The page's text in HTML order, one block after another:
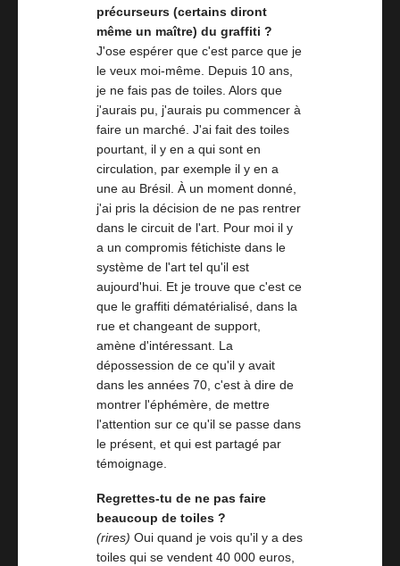
précurseurs (certains diront
même un maître) du graffiti ?
J'ose espérer que c'est parce que je
le veux moi-même. Depuis 10 ans,
je ne fais pas de toiles. Alors que
j'aurais pu, j'aurais pu commencer à
faire un marché. J'ai fait des toiles
pourtant, il y en a qui sont en
circulation, par exemple il y en a
une au Brésil. À un moment donné,
j'ai pris la décision de ne pas rentrer
dans le circuit de l'art. Pour moi il y
a un compromis fétichiste dans le
système de l'art tel qu'il est
aujourd'hui. Et je trouve que c'est ce
que le graffiti dématérialisé, dans la
rue et changeant de support,
amène d'intéressant. La
dépossession de ce qu'il y avait
dans les années 70, c'est à dire de
montrer l'éphémère, de mettre
l'attention sur ce qu'il se passe dans
le présent, et qui est partagé par
témoignage.
Regrettes-tu de ne pas faire
beaucoup de toiles ?
(rires) Oui quand je vois qu'il y a des
toiles qui se vendent 40 000 euros,